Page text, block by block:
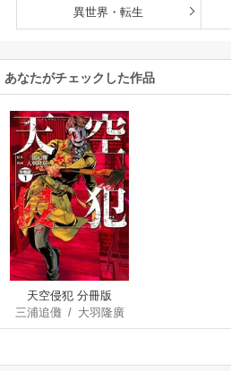
異世界・転生
あなたがチェックした作品
天空侵犯 分冊版
三浦追儺/ 大羽隆廣